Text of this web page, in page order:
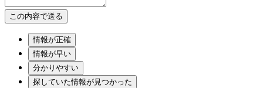
情報が正確
情報が早い
分かりやすい
探していた情報が見つかった